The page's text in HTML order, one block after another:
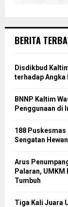
BERITA
Disdikbud
terhadap Angka
BNNP Kaltim
Penggunaan di
188
Sengatan
Arus
Palaran,
Tumbuh
Tiga Kali Juara